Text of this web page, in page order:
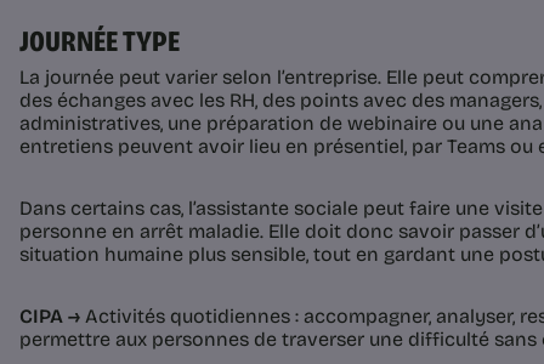
JOURNÉE TYPE
La journée peut varier selon l’entreprise. Elle peut
des échanges avec les RH, des points avec des
administratives, une préparation de webinaire ou une
entretiens peuvent avoir lieu en présentiel, par Teams ou
Dans certains cas, l’assistante sociale peut faire une
personne en arrêt maladie. Elle doit donc savoir passer
situation humaine plus sensible, tout en gardant une
CIPA → Activités quotidiennes : accompagner, analyser,
permettre aux personnes de traverser une difficulté sans